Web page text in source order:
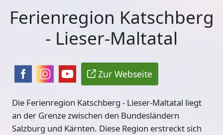
Ferienregion Katschberg
- Lieser-Maltatal
Zur Webseite
Die Ferienregion Katschberg - Lieser-Maltatal liegt
an der Grenze zwischen den Bundesländern
Salzburg und Kärnten. Diese Region erstreckt sich